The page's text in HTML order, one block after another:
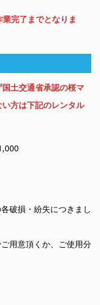
完了までとなりま
土交通省承認の桜マ
方は下記のレンタル
破損・紛失につきまし
用意頂くか、ご使用分